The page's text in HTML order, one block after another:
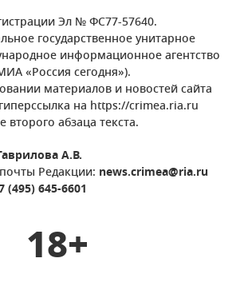
Эл № ФС77-57640.
государственное унитарное
информационное агентство
«Россия сегодня»).
материалов и новостей сайта
на https://crimea.ria.ru
второго абзаца текста.
А.В.
Редакции: news.crimea@ria.ru
(495) 645-6601
18+